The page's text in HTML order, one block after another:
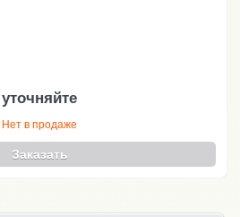
уточняйте
Нет в продаже
Заказать